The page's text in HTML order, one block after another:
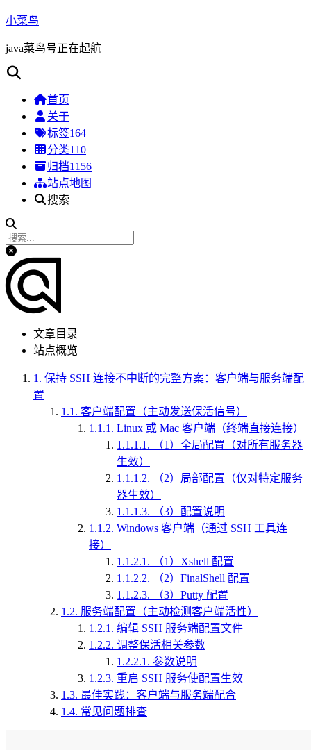
小菜鸟
java菜鸟号正在起航
首页
关于
标签164
分类110
归档1156
站点地图
搜索
文章目录
站点概览
1. 保持 SSH 连接不中断的完整方案：客户端与服务端配
置
1.1. 客户端配置（主动发送保活信号）
1.1.1. Linux 或 Mac 客户端（终端直接连接）
1.1.1.1.
（1）全局配置（对所有服务器
生效）
1.1.1.2.
（2）局部配置（仅对特定服务
器生效）
1.1.1.3.
（3）配置说明
1.1.2. Windows 客户端（通过 SSH 工具连
接）
1.1.2.1.
（1）Xshell 配置
1.1.2.2.
（2）FinalShell 配置
1.1.2.3.
（3）Putty 配置
1.2. 服务端配置（主动检测客户端活性）
1.2.1. 编辑 SSH 服务端配置文件
1.2.2. 调整保活相关参数
1.2.2.1. 参数说明
1.2.3. 重启 SSH 服务使配置生效
1.3. 最佳实践：客户端与服务端配合
1.4. 常见问题排查